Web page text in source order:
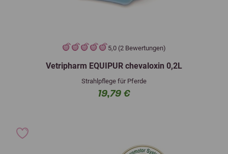
5,0 (2 Bewertungen)
Vetripharm EQUIPUR chevaloxin 0,2L
Strahlpflege für Pferde
19,79 €